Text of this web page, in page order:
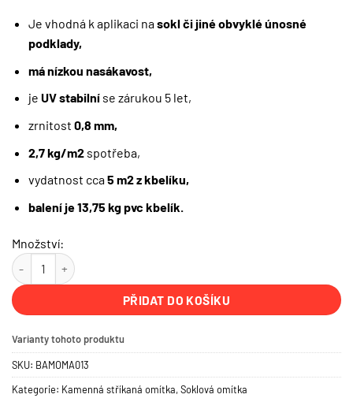
Je vhodná k aplikaci nasokl či jiné obvyklé únosné
podklady,
má nízkou nasákavost,
je UV stabilníse zárukou 5 let,
zrnitost 0,8 mm,
2,7 kg/m2 spotřeba,
vydatnost cca5 m2 z kbelíku,
balení je 13,75 kg pvc kbelík.
Množství:
Soklová kamenná omítka 13,75 kg | 0,8mm | MARMURIT AKORD | MA
PŘIDAT DO KOŠÍKU
Varianty tohoto produktu
SKU: BAMOMA013
Kategorie: Kamenná stříkaná omítka,Soklová omítka